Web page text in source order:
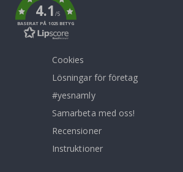
4.1/5
BASERAT PÅ 1025 BETYG
Cookies
Lösningar för företag
#yesnamly
Samarbeta med oss!
Recensioner
Instruktioner